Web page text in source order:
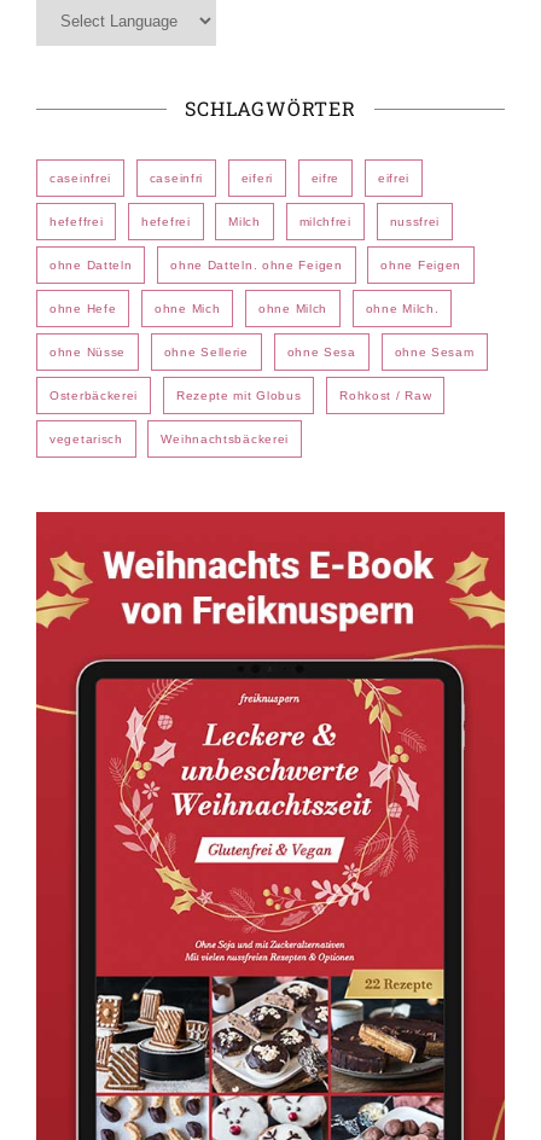
SCHLAGWÖRTER
caseinfrei caseinfri eiferi eifre eifrei
hefeffrei hefefrei Milch milchfrei nussfrei
ohne Datteln ohne Datteln. ohne Feigen ohne Feigen
ohne Hefe ohne Mich ohne Milch ohne Milch.
ohne Nüsse ohne Sellerie ohne Sesa ohne Sesam
Osterbäckerei Rezepte mit Globus Rohkost / Raw
vegetarisch Weihnachtsbäckerei